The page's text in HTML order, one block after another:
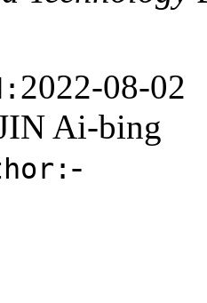
，
Engineering
Beijing，